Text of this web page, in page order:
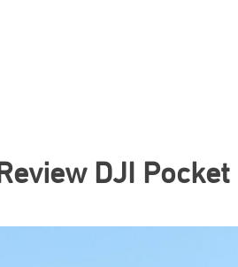
Review DJI